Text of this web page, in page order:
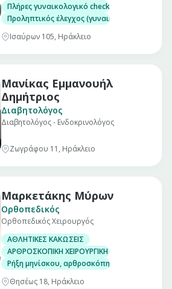
Πλήρες γυναικολογικό check up (επίσκεψη)
Προληπτικός έλεγχος (γυναικολογικός
Ισαύρων 105, Ηράκλειο
Μανίκας Εμμανουήλ
Δημήτριος
Διαβητολόγος
Διαβητολόγος - Ενδοκρινολόγος
Ζωγράφου 11, Ηράκλειο
Μαρκετάκης Μύρων
Ορθοπεδικός
Ορθοπεδικός Χειρουργός
ΑΘΛΗΤΙΚΕΣ ΚΑΚΩΣΕΙΣ
ΑΡΘΡΟΣΚΟΠΙΚΗ ΧΕΙΡΟΥΡΓΙΚΗ ΓΟΝΑΤΟΣ
Ρήξη μηνίσκου, αρθροσκόπηση γόνατος
Θησέως 18, Ηράκλειο